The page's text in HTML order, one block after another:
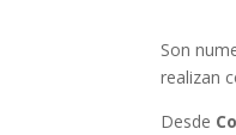
Son
realizan
Desde